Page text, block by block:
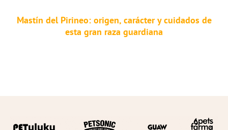
Mastín del Pirineo: origen, carácter y cuidados de
esta gran raza guardiana